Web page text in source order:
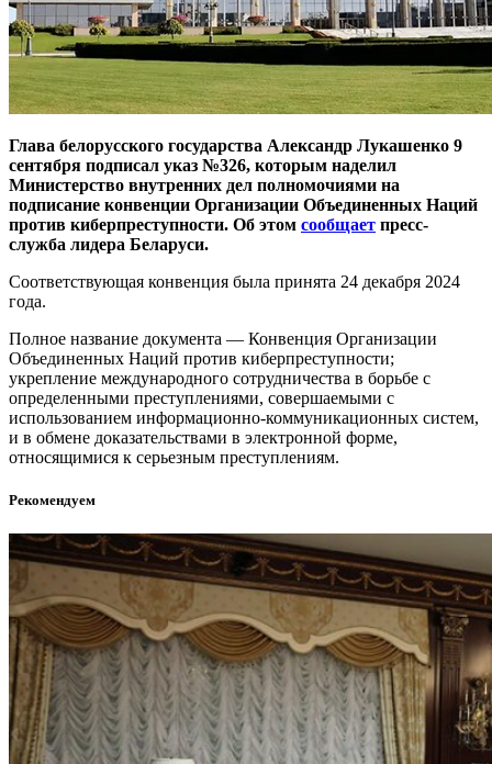
Глава белорусского государства Александр Лукашенко 9
сентября подписал указ №326, которым наделил
Министерство внутренних дел полномочиями на
подписание конвенции Организации Объединенных Наций
против киберпреступности. Об этом сообщает пресс-
служба лидера Беларуси.
Соответствующая конвенция была принята 24 декабря 2024
года.
Полное название документа — Конвенция Организации
Объединенных Наций против киберпреступности;
укрепление международного сотрудничества в борьбе с
определенными преступлениями, совершаемыми с
использованием информационно-коммуникационных систем,
и в обмене доказательствами в электронной форме,
относящимися к серьезным преступлениям.
Рекомендуем